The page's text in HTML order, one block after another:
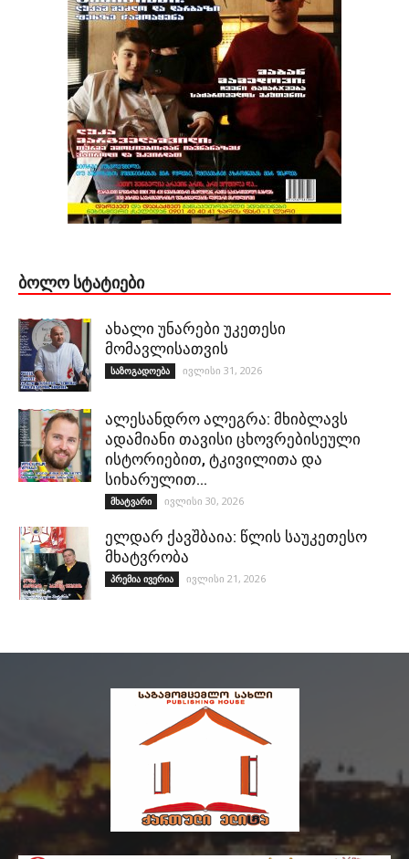
ᲑᲝᲚᲝ ᲡᲢᲐᲢᲘᲔᲑᲘ
ახალი უნარები უკეთესი
მომავლისათვის
საზოგადოება ივლისი 31, 2026
ალესანდრო ალეგრა: მხიბლავს
ადამიანი თავისი ცხოვრებისეული
ისტორიებით, ტკივილითა და
სიხარულით…
მხატვარი ივლისი 30, 2026
ელდარ ქავშბაია: წლის საუკეთესო
მხატვრობა
პრემია ივერია ივლისი 21, 2026